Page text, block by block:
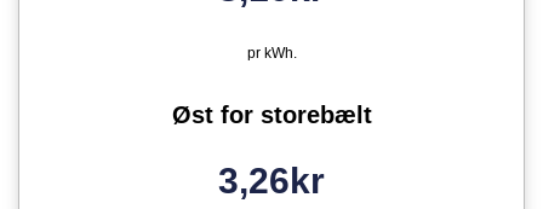
pr kWh.
Øst for storebælt
3,26kr